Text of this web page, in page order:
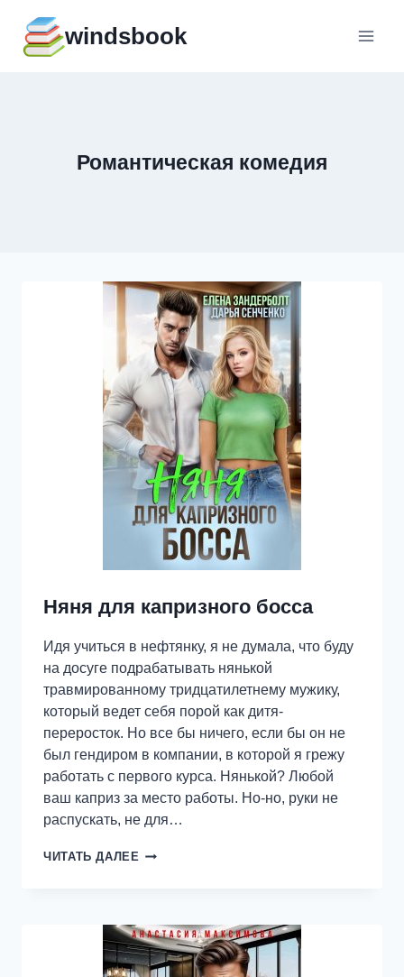
содержимому
windsbook
Романтическая комедия
Няня для капризного босса
Идя учиться в нефтянку, я не думала, что буду
на досуге подрабатывать нянькой
травмированному тридцатилетнему мужику,
который ведет себя порой как дитя-
переросток. Но все бы ничего, если бы он не
был гендиром в компании, в которой я грежу
работать с первого курса. Нянькой? Любой
ваш каприз за место работы. Но-но, руки не
распускать, не для…
ЧИТАТЬ ДАЛЕЕ НЯНЯ